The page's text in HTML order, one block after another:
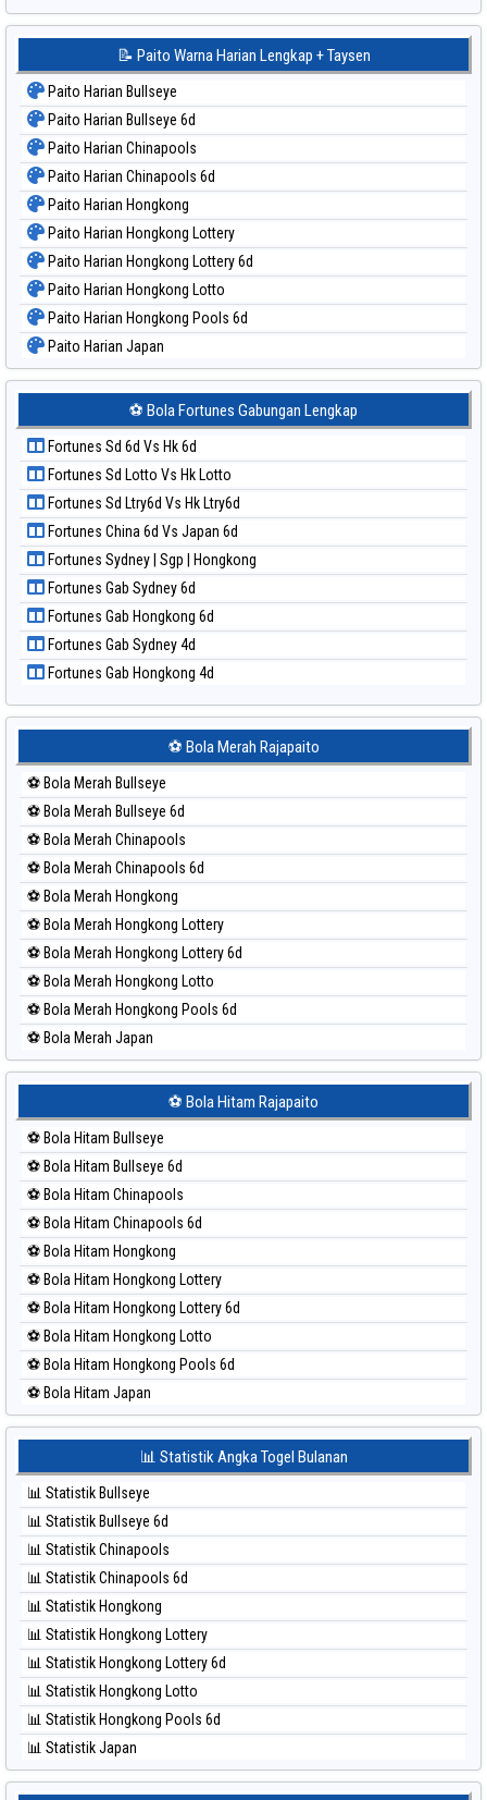
📝 Paito Warna Harian Lengkap + Taysen
Paito Harian Bullseye
Paito Harian Bullseye 6d
Paito Harian Chinapools
Paito Harian Chinapools 6d
Paito Harian Hongkong
Paito Harian Hongkong Lottery
Paito Harian Hongkong Lottery 6d
Paito Harian Hongkong Lotto
Paito Harian Hongkong Pools 6d
Paito Harian Japan
Paito Harian Japan 6d
Paito Harian Korea
Paito Harian Kuda Lari
Paito Harian Magnum Cambodia
Paito Harian Nagoya
Paito Harian New York Midday
Paito Harian North Carolina Day
Paito Harian Pcso
Paito Harian Pennsylvania Day
Paito Harian Sao Paulo
Paito Harian Singapore
Paito Harian Sydney
Paito Harian Sydney Lottery
Paito Harian Sydney Lottery 6d
Paito Harian Sydney Lotto
Paito Harian Sydney Pools 6d
Paito Harian Taipei
Paito Harian Taiwan
⚽ Bola Fortunes Gabungan Lengkap
Fortunes Sd 6d Vs Hk 6d
Fortunes Sd Lotto Vs Hk Lotto
Fortunes Sd Ltry6d Vs Hk Ltry6d
Fortunes China 6d Vs Japan 6d
Fortunes Sydney | Sgp | Hongkong
Fortunes Gab Sydney 6d
Fortunes Gab Hongkong 6d
Fortunes Gab Sydney 4d
Fortunes Gab Hongkong 4d
⚽ Bola Merah Rajapaito
⚽ Bola Merah Bullseye
⚽ Bola Merah Bullseye 6d
⚽ Bola Merah Chinapools
⚽ Bola Merah Chinapools 6d
⚽ Bola Merah Hongkong
⚽ Bola Merah Hongkong Lottery
⚽ Bola Merah Hongkong Lottery 6d
⚽ Bola Merah Hongkong Lotto
⚽ Bola Merah Hongkong Pools 6d
⚽ Bola Merah Japan
⚽ Bola Merah Japan 6d
⚽ Bola Merah Kuda Lari
⚽ Bola Merah Magnum Cambodia
⚽ Bola Merah Nagoya
⚽ Bola Merah North Carolina Day
⚽ Bola Merah Pcso
⚽ Bola Merah Sao Paulo
⚽ Bola Merah Singapore
⚽ Bola Merah Sydney
⚽ Bola Merah Sydney Lottery
⚽ Bola Merah Sydney Lottery 6d
⚽ Bola Merah Sydney Lotto
⚽ Bola Merah Sydney Pools 6d
⚽ Bola Merah Taipei
⚽ Bola Merah Taiwan
⚽ Bola Hitam Rajapaito
⚽ Bola Hitam Bullseye
⚽ Bola Hitam Bullseye 6d
⚽ Bola Hitam Chinapools
⚽ Bola Hitam Chinapools 6d
⚽ Bola Hitam Hongkong
⚽ Bola Hitam Hongkong Lottery
⚽ Bola Hitam Hongkong Lottery 6d
⚽ Bola Hitam Hongkong Lotto
⚽ Bola Hitam Hongkong Pools 6d
⚽ Bola Hitam Japan
⚽ Bola Hitam Japan 6d
⚽ Bola Hitam Korea
⚽ Bola Hitam Kuda Lari
⚽ Bola Hitam Magnum Cambodia
⚽ Bola Hitam Nagoya
⚽ Bola Hitam North Carolina Day
⚽ Bola Hitam Pcso
⚽ Bola Hitam Sao Paulo
⚽ Bola Hitam Singapore
⚽ Bola Hitam Sydney
⚽ Bola Hitam Sydney Lottery
⚽ Bola Hitam Sydney Lottery 6d
⚽ Bola Hitam Sydney Lotto
⚽ Bola Hitam Sydney Pools 6d
📊 Statistik Angka Togel Bulanan
📊 Statistik Bullseye
📊 Statistik Bullseye 6d
📊 Statistik Chinapools
📊 Statistik Chinapools 6d
📊 Statistik Hongkong
📊 Statistik Hongkong Lottery
📊 Statistik Hongkong Lottery 6d
📊 Statistik Hongkong Lotto
📊 Statistik Hongkong Pools 6d
📊 Statistik Japan
📊 Statistik Japan 6d